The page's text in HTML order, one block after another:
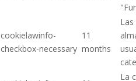
cookielawinfo-
checkbox-necessary
11
months
La